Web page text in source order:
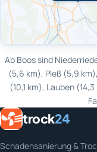
Ab Boos sind
(5,6 km), Pleß (5,9
(10,1 km), Lauben
trock24
Schadensanierung &